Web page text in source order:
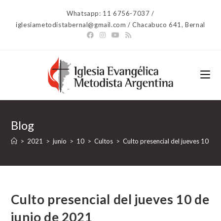
contenido
Whatsapp: 11 6756-7037 /
iglesiametodistabernal@gmail.com / Chacabuco 641, Bernal
Blog
> 2021 > junio > 10 > Cultos > Culto presencial del jueves 10 de
Culto presencial del jueves 10 de
junio de 2021